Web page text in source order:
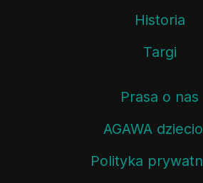
Historia
Targi
Prasa o nas
AGAWA
Polityka